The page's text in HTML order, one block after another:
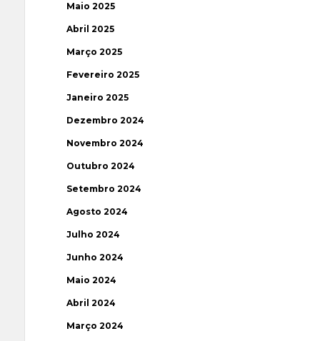
Maio 2025
Abril 2025
Março 2025
Fevereiro 2025
Janeiro 2025
Dezembro 2024
Novembro 2024
Outubro 2024
Setembro 2024
Agosto 2024
Julho 2024
Junho 2024
Maio 2024
Abril 2024
Março 2024